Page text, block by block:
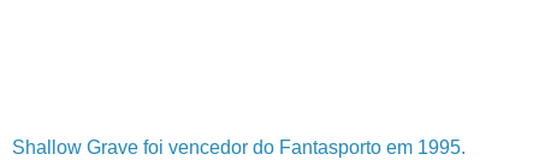
Shallow Grave foi vencedor do Fantasporto em 1995.